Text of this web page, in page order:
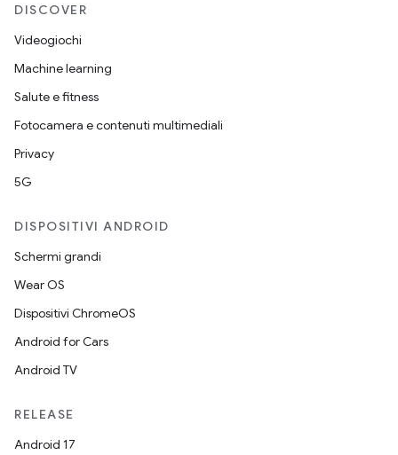
DISCOVER
Videogiochi
Machine learning
Salute e fitness
Fotocamera e contenuti multimediali
Privacy
5G
DISPOSITIVI ANDROID
Schermi grandi
Wear OS
Dispositivi ChromeOS
Android for Cars
Android TV
RELEASE
Android 17